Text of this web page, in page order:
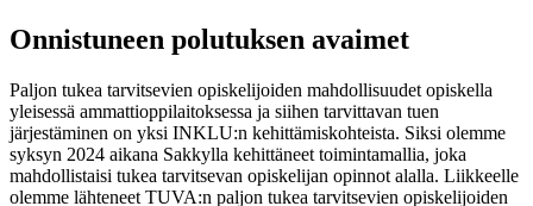
Onnistuneen polutuksen avaimet
Paljon tukea tarvitsevien opiskelijoiden mahdollisuudet opiskella
yleisessä ammattioppilaitoksessa ja siihen tarvittavan tuen
järjestäminen on yksi INKLU:n kehittämiskohteista. Siksi olemme
syksyn 2024 aikana Sakkylla kehittäneet toimintamallia, joka
mahdollistaisi tukea tarvitsevan opiskelijan opinnot alalla. Liikkeelle
olemme lähteneet TUVA:n paljon tukea tarvitsevien opiskelijoiden